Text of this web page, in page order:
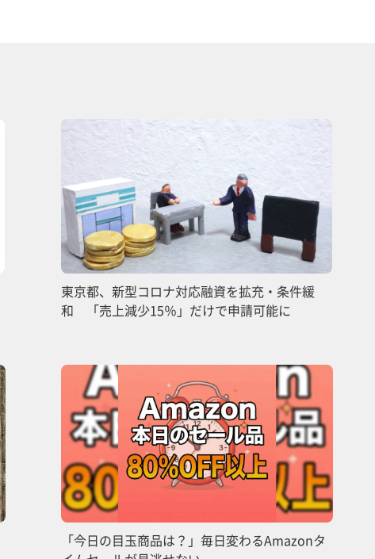
東京都、新型コロナ対応融資を拡充・条件緩
和 「売上減少15％」だけで申請可能に
「今日の目玉商品は？」毎日変わるAmazonタ